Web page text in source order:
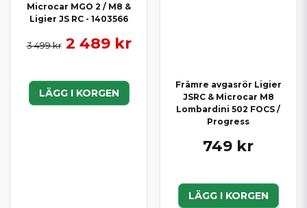
Microcar MGO 2 / M8 &
Ligier JS RC - 1403566
3 499 kr 2 489 kr
LÄGG I KORGEN
Främre avgasrör Ligier
JSRC & Microcar M8
Lombardini 502 FOCS /
Progress
749 kr
LÄGG I KORGEN